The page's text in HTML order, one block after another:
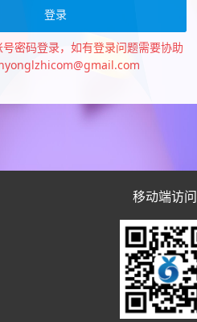
登录
密码登录，如有登录问题需要协助
移动端访问